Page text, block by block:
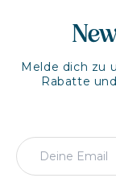
Melde dich zu
Rabatte